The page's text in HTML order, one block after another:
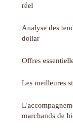
réel
Analyse des
dollar
Offres
Les meilleures
marchands de